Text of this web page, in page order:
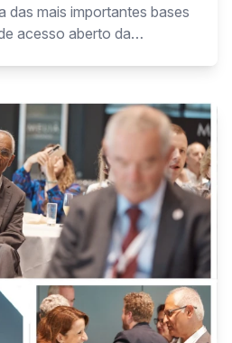
das mais importantes bases
acesso aberto da